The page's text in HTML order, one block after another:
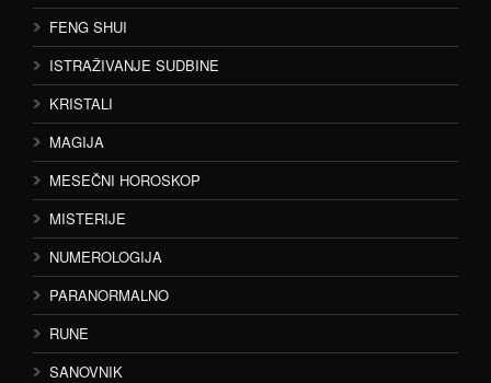
FENG SHUI
ISTRAŽIVANJE SUDBINE
KRISTALI
MAGIJA
MESEČNI HOROSKOP
MISTERIJE
NUMEROLOGIJA
PARANORMALNO
RUNE
SANOVNIK